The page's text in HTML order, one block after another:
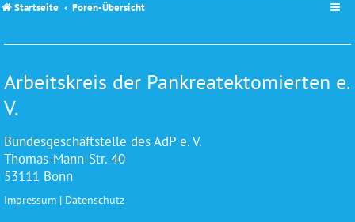
Startseite Foren-Übersicht
Arbeitskreis der Pankreatektomierten e.
V.
Bundesgeschäftstelle des AdP e. V.
Thomas-Mann-Str. 40
53111 Bonn
Impressum | Datenschutz